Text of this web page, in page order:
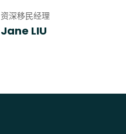
资深移民经理
Jane LIU